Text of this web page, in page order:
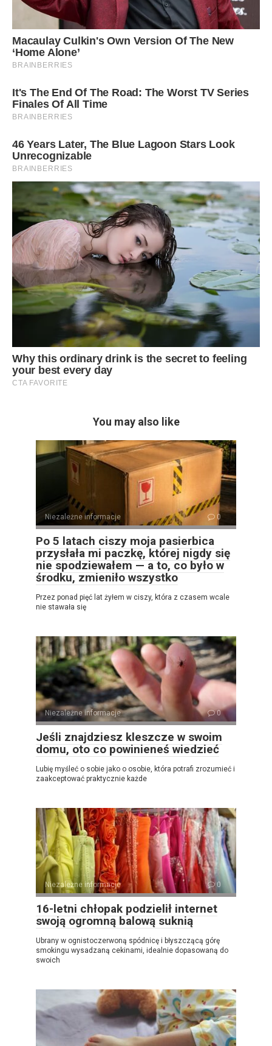
You may also like
Niezależne informacje 0
Po 5 latach ciszy moja pasierbica
przysłała mi paczkę, której nigdy się
nie spodziewałem — a to, co było w
środku, zmieniło wszystko
Przez ponad pięć lat żyłem w ciszy, która z czasem wcale
nie stawała się
Niezależne informacje 0
Jeśli znajdziesz kleszcze w swoim
domu, oto co powinieneś wiedzieć
Lubię myśleć o sobie jako o osobie, która potrafi zrozumieć i
zaakceptować praktycznie każde
Niezależne informacje 0
16-letni chłopak podzielił internet
swoją ogromną balową suknią
Ubrany w ognistoczerwoną spódnicę i błyszczącą górę
smokingu wysadzaną cekinami, idealnie dopasowaną do
swoich